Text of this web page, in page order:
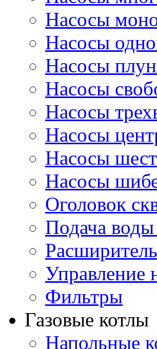
Насосы
Насосы
Насосы
Насосы
Насосы
Насосы
Насосы
Насосы
Оголовок
Подача
Управление
Фильтры
Газовые котлы
Напольные